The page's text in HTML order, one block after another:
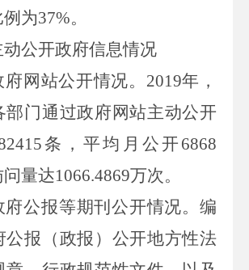
为37%。
动公开政府信息情况
网站公开情况。 2019年，
部门通过政府网站主动公开
条，平均月公开 6868
量达1066.4869万次。
公报等期刊公开情况。 编
公报（政报）公开地方性法